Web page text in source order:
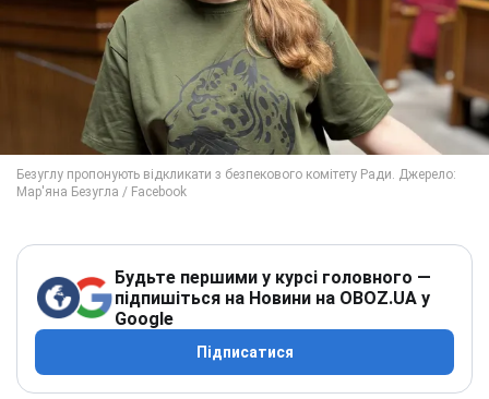
Будьте першими у курсі головного —
підпишіться на Новини на OBOZ.UA у
Google
Підписатися